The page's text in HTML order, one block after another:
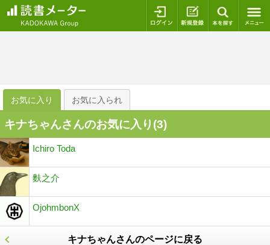
ログイン 新規登録
お気に入り お気に入られ
キナちゃんさんのお気に入り(3)
Ichiro Toda
麩之介
OjohmbonX
キナちゃんさんのページに戻る